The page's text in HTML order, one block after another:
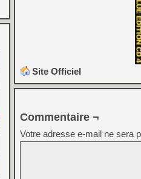
Site Officiel
Commentaire ¬
Votre adresse e-mail ne sera